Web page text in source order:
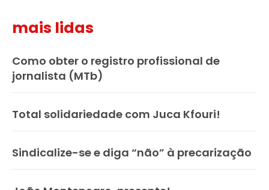
mais lidas
Como obter o registro profissional de
jornalista (MTb)
Total solidariedade com Juca Kfouri!
Sindicalize-se e diga “não” à precarização